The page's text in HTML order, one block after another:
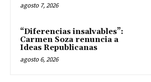
agosto 7, 2026
“Diferencias insalvables”:
Carmen Soza renuncia a
Ideas Republicanas
agosto 6, 2026